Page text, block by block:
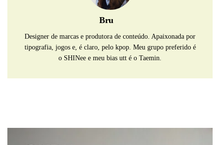
Bru
Designer de marcas e produtora de conteúdo. Apaixonada por
tipografia, jogos e, é claro, pelo kpop. Meu grupo preferido é
o SHINee e meu bias utt é o Taemin.